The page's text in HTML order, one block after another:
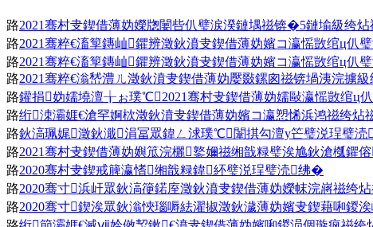
路2021骞村叏鍥借薄妫嬫牎闄呰仈璧涙湀鏈堣禌锛�5鏈堬級绔
路2021骞粹€滀箰鏄屾鑺辨澂鈥濆叏鍥借薄妫嬪コ瀛愮敳绾ц仈
路2021骞粹€滀箰鏄屾鑺辨澂鈥濆叏鍥借薄妫嬪コ瀛愮敳绾ц仈
路2021骞粹€滃嵆澧ㄦ澂鈥濆叏鍥借薄妫嬮敠鏍囪禌锛堝洟浣擄
路鑵捐妫嬬墝澶╁ぉ璞℃2021骞村叏鍥借薄妫嬬敺瀛愮敳绾ц
路绗洓灞娾€滄罕婀栨澂鈥濆叏鍥借薄妫嬪コ瀛愬悕浜鸿禌绔炶
路鈥滈珮娓澂鈥濈涓冨眾鍏ㄥ浗璞℃闈掑勾澶у笀璧涚珵璧
路2021骞村叏鍥借薄妫嬩笟浣欐鐜嬭禌缃戠粶璧涘尯鈥滄槬鑺
路2020骞村叏鍥戒簲瀛愭缃戠粶鍏紑璧涚珵璧涜绋�
路2020骞寸浜屽眾鈥滈箯鍩庢澂鈥濆叏鍥借薄妫嬫帓浣嶈禌绔
路2020骞寸鍥涘眾鈥滃悏瑙嗕紶濯掓澂鈥濊薄妫嬪叏鍥藉啝鍐